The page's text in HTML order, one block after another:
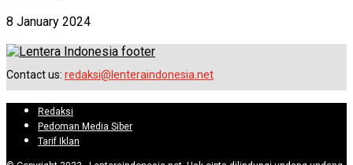
8 January 2024
Contact us: redaksi@lenteraindonesia.net
Redaksi
Pedoman Media Siber
Tarif Iklan